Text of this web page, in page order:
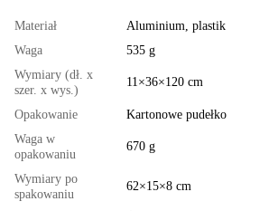
Materiał
Aluminium, plastik
Waga
535 g
Wymiary (dł. x
szer. x wys.)
11×36×120 cm
Opakowanie
Kartonowe pudełko
Waga w
opakowaniu
670 g
Wymiary po
spakowaniu
62×15×8 cm